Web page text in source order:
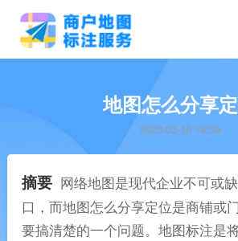
地图怎么分享
2023-03-16 14:09
摘要 网络地图是现代企业不可或
口，而地图怎么分享定位是商铺或
要搞清楚的一个问题。地图标注是